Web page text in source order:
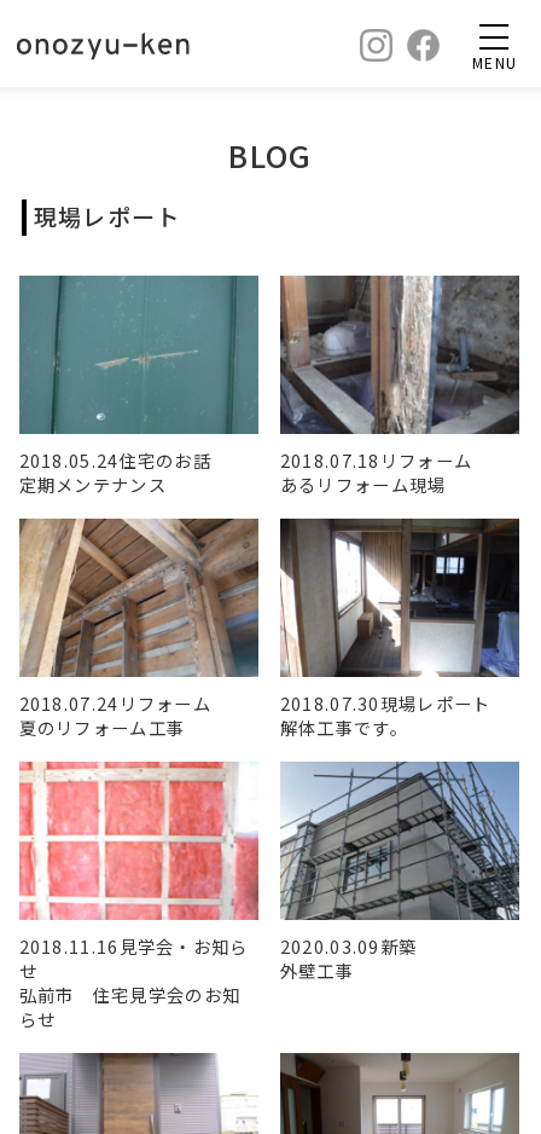
BLOG
現場レポート
2018.05.24住宅のお話
定期メンテナンス
2018.07.18 リフォーム
あるリフォーム現場
2018.07.24 リフォーム
夏のリフォーム工事
2018.07.30現場レポート
解体工事です。
2018.11.16 見学会・お知ら
せ
弘前市 住宅見学会のお知
らせ
2020.03.09新築
外壁工事
MENU